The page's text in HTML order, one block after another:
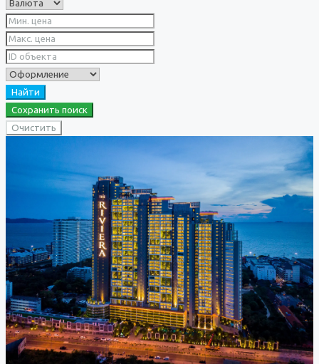
Найти
Сохранить поиск
Очистить